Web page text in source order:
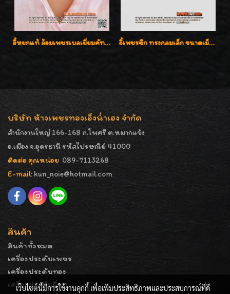
จี้หยกแท้ ล้อมเพชรเบลเยี่ยมคัท ราคาพิเศษไม่แพงค่ะ จี้เพชรซีก ทรงกลมเล็ก ขนาดเม็ดกระดุม สวยๆ
บริษัท ห้างเพชรทองเอ็งน่ำเฮง จำกัด
สำนักงานใหญ่ 166-168 ถ.โพศรี ต.หมากแข้ง
อ.เมือง จ.อุดรธานี รหัสไปรษณีย์ 41000
ติดต่อ คุณหน่อย 089-7113268
E-mail: kun_noie@hotmail.com
สินค้า
สินค้าทั้งหมด
เครื่องประดับเพชร
เครื่องประดับทอง
เครื่องประดับอื่นๆ
เว็บไซต์นี้มีการใช้งานคุกกี้ เพื่อเพิ่มประสิทธิภาพและประสบการณ์ที่ดี